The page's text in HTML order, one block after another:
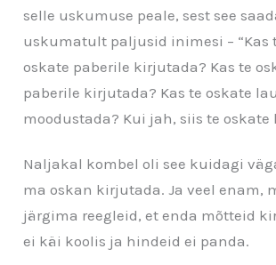
selle uskumuse peale, sest see
uskumatult paljusid inimesi – “Kas
oskate paberile kirjutada? Kas te
paberile kirjutada? Kas te oskate
moodustada? Kui jah, siis te oskate
Naljakal kombel oli see kuidagi
ma oskan kirjutada. Ja veel enam,
järgima reegleid, et enda mõtteid
ei käi koolis ja hindeid ei panda.